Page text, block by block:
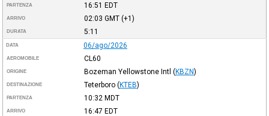
PARTENZA 16:51 EDT
ARRIVO 02:03 GMT(+1)
DURATA 5:11
DATA 06/ago/2026
AEROMOBILE CL60
ORIGINE Bozeman Yellowstone Intl (KBZN)
DESTINAZIONE Teterboro (KTEB)
PARTENZA 10:32 MDT
ARRIVO 16:47 EDT